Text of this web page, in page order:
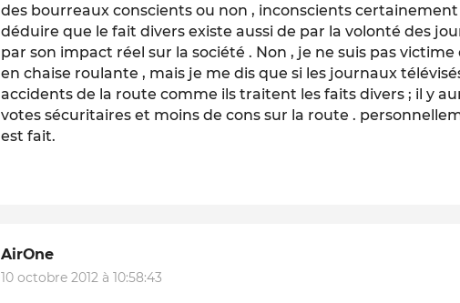
des bourreaux conscients ou non , inconscients certainement
déduire que le fait divers existe aussi de par la volonté des
par son impact réel sur la société . Non , je ne suis pas
en chaise roulante , mais je me dis que si les journaux
accidents de la route comme ils traitent les faits divers ; il y
votes sécuritaires et moins de cons sur la route .
est fait.
AirOne
10 octobre 2012 à 10:58:43